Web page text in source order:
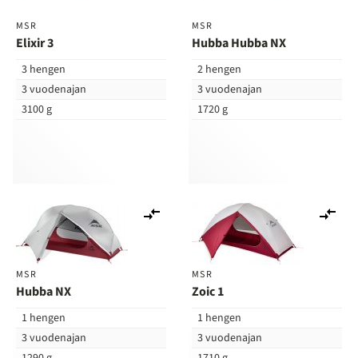
MSR
Elixir 3
3 hengen
3 vuodenajan
3100 g
MSR
Hubba Hubba NX
2 hengen
3 vuodenajan
1720 g
MSR
Hubba NX
1 hengen
3 vuodenajan
vertailuun
MSR
Zoic 1
1 hengen
3 vuodenajan